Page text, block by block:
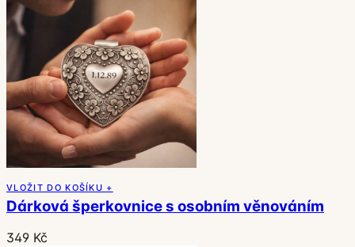
VLOŽIT DO KOŠÍKU +
Dárková šperkovnice s osobním věnováním
349 Kč